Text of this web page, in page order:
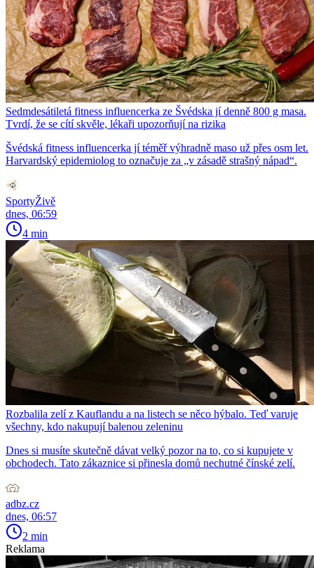
Sedmdesátiletá fitness influencerka ze Švédska jí denně 800 g masa.
Tvrdí, že se cítí skvěle, lékaři upozorňují na rizika
Švédská fitness influencerka jí téměř výhradně maso už přes osm let.
Harvardský epidemiolog to označuje za „v zásadě strašný nápad“.
SportyŽivě
dnes, 06:59
4 min
Rozbalila zelí z Kauflandu a na listech se něco hýbalo. Teď varuje
všechny, kdo nakupují balenou zeleninu
Dnes si musíte skutečně dávat velký pozor na to, co si kupujete v
obchodech. Tato zákaznice si přinesla domů nechutné čínské zelí.
adbz.cz
dnes, 06:57
2 min
Reklama